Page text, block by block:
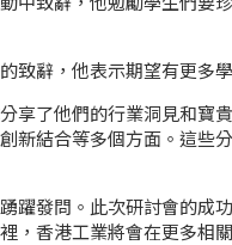
致辭，他表示期望有更多
享了他們的行業洞見和
新結合等多個方面。這
躍發問。此次研討會的
，香港工業將會在更多相